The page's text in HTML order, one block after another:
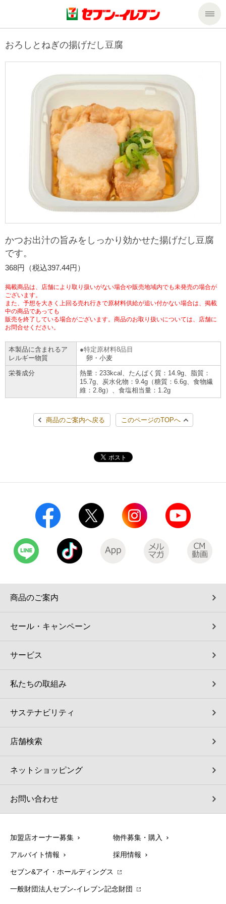
商品のご案内
今週の新商品
来週の新商品
商品カテゴリ一覧
セブンプレミアム
食の安全・安心への取組み
ギフト
プリペイドカード・金券
ニンテンドー・ダウンロードカード
サービストップ
nanacoトップ
マルチコピー機でできること
マルチコピー機でできることトップ
コピー
プリント
スキャン
ファクス
チケット
便利なサービス
宅配便
切手・はがき・印紙
セブン銀行ATM
ご利用可能なお支払い方法
各種料金のお支払い
自転車シェアリング（店舗限定）
モバイルバッテリーシェアリング（店舗限定）
チケットサービス
セブンチケット
チケットぴあ
イープラス
CNプレイガイド
セブン‐イレブンでお受取り
タワーレコード
セブンネットショッピング
停電時のサービス停止のお知らせ
企業情報トップ
ニュースリリース
企業理念
会社概要
貸借対照表・損益計算書
沿革
国内店舗数
セブン-イレブンの歴史
私たちの取組み
サステナビリティ
サステナビリティトップ
セブン＆アイ・ホールディングスの重点課題
サステナビリティ活動基本方針
サステナビリティ推進体制
GREEN CHALLENGE 2050
4VISIONS
サステナビリティニュース
サステナビリティレポート
店舗検索
ネットショッピング
お問い合わせ
Language
English (Corporate)
English (Services)
한국어(서비스)
おろしとねぎの揚げだし豆腐
かつお出汁の旨みをしっかり効かせた揚げだし豆腐
です。
368円（税込397.44円）
掲載商品は、店舗により取り扱いがない場合や販売地域内でも未発売の場合が
ございます。
また、予想を大きく上回る売れ行きで原材料供給が追い付かない場合は、掲載
中の商品であっても
販売を終了している場合がございます。商品のお取り扱いについては、店舗に
お問合せください。
本製品に含まれるア
レルギー物質
特定原材料8品目
卵・小麦
栄養成分
熱量：233kcal、たんぱく質：14.9g、脂質：
15.7g、炭水化物：9.4g（糖質：6.6g、食物繊
維：2.8g）、食塩相当量：1.2g
商品のご案内へ戻る このページのTOPへ
商品のご案内
セール・キャンペーン
サービス
私たちの取組み
サステナビリティ
店舗検索
ネットショッピング
お問い合わせ
加盟店オーナー募集 物件募集・購入
アルバイト情報 採用情報
セブン&アイ・ホールディングス
一般財団法人セブン-イレブン記念財団